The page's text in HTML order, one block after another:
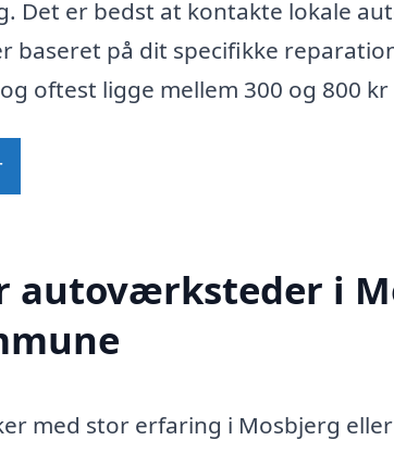
Det er bedst at kontakte lokale
baseret på dit specifikke
oftest ligge mellem 300 og 800 kr
autoværksteder i
med stor erfaring i Mosbjerg